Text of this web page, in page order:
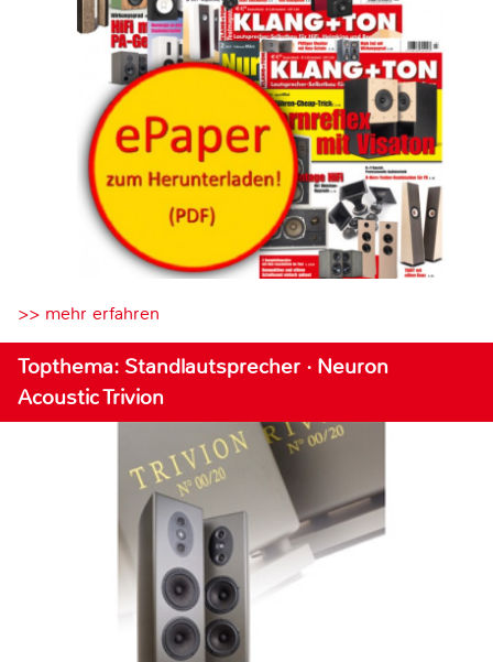
>> mehr erfahren
Topthema: Standlautsprecher · Neuron
Acoustic Trivion